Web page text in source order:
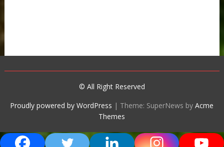
© All Right Reserved
Proudly powered by WordPress | Theme: SuperNews byAcme
Themes